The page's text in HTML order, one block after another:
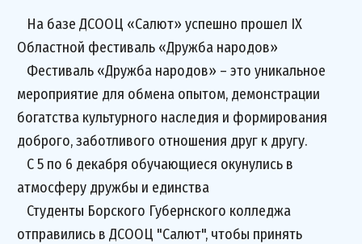
На базе ДСООЦ «Салют» успешно прошел IX
Областной фестиваль «Дружба народов»
Фестиваль «Дружба народов» – это уникальное
мероприятие для обмена опытом, демонстрации
богатства культурного наследия и формирования
доброго, заботливого отношения друг к другу.
С 5 по 6 декабря обучающиеся окунулись в
атмосферу дружбы и единства
Студенты Борского Губернского колледжа
отправились в ДСООЦ "Салют", чтобы принять